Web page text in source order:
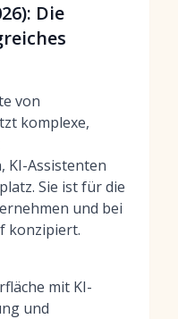
Die
von
komplexe,
KI-Assistenten
Sie ist für die
und bei
konzipiert.
mit KI-
und